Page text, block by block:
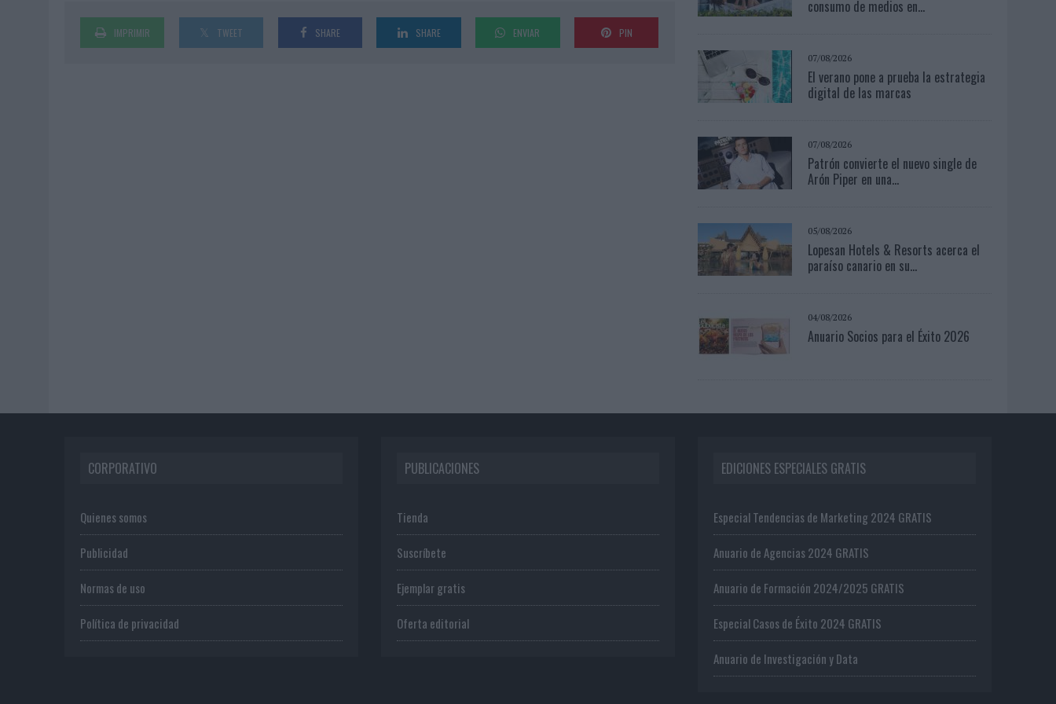
IMPRIMIR TWEET SHARE SHARE ENVIAR PIN
consumo de medios en...
07/08/2026
El verano pone a prueba la estrategia
digital de las marcas
07/08/2026
Patrón convierte el nuevo single de
Arón Piper en una...
05/08/2026
Lopesan Hotels & Resorts acerca el
paraíso canario en su...
04/08/2026
Anuario Socios para el Éxito 2026
CORPORATIVO
Quienes somos
Publicidad
Normas de uso
Política de privacidad
PUBLICACIONES
Tienda
Suscríbete
Ejemplar gratis
Oferta editorial
EDICIONES ESPECIALES GRATIS
Especial Tendencias de Marketing 2024 GRATIS
Anuario de Agencias 2024 GRATIS
Anuario de Formación 2024/2025 GRATIS
Especial Casos de Éxito 2024 GRATIS
Anuario de Investigación y Data